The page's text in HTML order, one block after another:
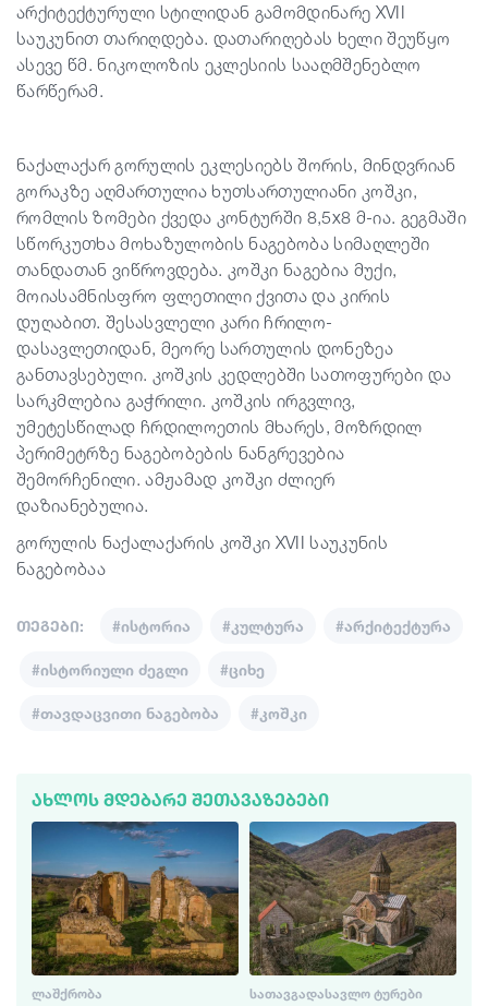
არქიტექტურული სტილიდან გამომდინარე XVII
საუკუნით თარიღდება. დათარიღებას ხელი შეუწყო
ასევე წმ. ნიკოლოზის ეკლესიის სააღმშენებლო
წარწერამ.
ნაქალაქარ გორულის ეკლესიებს შორის, მინდვრიან
გორაკზე აღმართულია ხუთსართულიანი კოშკი,
რომლის ზომები ქვედა კონტურში 8,5x8 მ-ია. გეგმაში
სწორკუთხა მოხაზულობის ნაგებობა სიმაღლეში
თანდათან ვიწროვდება. კოშკი ნაგებია მუქი,
მოიასამნისფრო ფლეთილი ქვითა და კირის
დუღაბით. შესასვლელი კარი ჩრილო-
დასავლეთიდან, მეორე სართულის დონეზეა
განთავსებული. კოშკის კედლებში სათოფურები და
სარკმლებია გაჭრილი. კოშკის ირგვლივ,
უმეტესწილად ჩრდილოეთის მხარეს, მოზრდილ
პერიმეტრზე ნაგებობების ნანგრევებია
შემორჩენილი. ამჟამად კოშკი ძლიერ
დაზიანებულია.
გორულის ნაქალაქარის კოშკი XVII საუკუნის
ნაგებობაა
თეგები: #ისტორია #კულტურა #არქიტექტურა
#ისტორიული ძეგლი #ციხე
#თავდაცვითი ნაგებობა #კოშკი
ᲐᲮᲚᲝᲡ ᲛᲓᲔᲑᲐᲠᲔ ᲨᲔᲗᲐᲕᲐᲖᲔᲑᲔᲑᲘ
ᲚᲐᲨᲥᲠᲝᲑᲐ ᲡᲐᲗᲐᲕᲒᲐᲓᲐᲡᲐᲕᲚᲝ ᲢᲣᲠᲔᲑᲘ